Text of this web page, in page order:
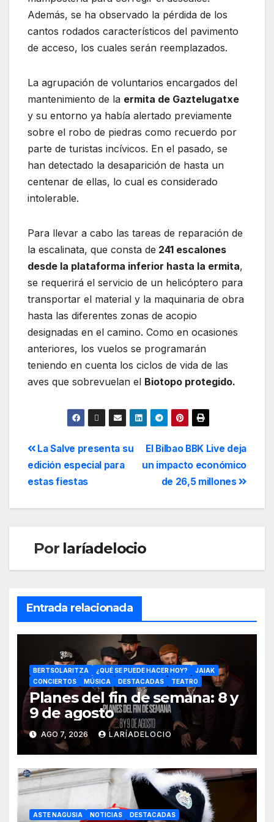
Además, se ha observado la pérdida de los
cantos rodados característicos del pavimento
de acceso, los cuales serán reemplazados.
La agrupación de voluntarios encargados del
mantenimiento de la ermita de Gaztelugatxe
y su entorno ya había alertado previamente
sobre el robo de piedras como recuerdo por
parte de turistas incívicos. En el pasado, se
han detectado la desaparición de hasta un
centenar de ellas, lo cual es considerado
intolerable.
Para llevar a cabo las tareas de reparación de
la escalinata, que consta de 241 escalones
desde la plataforma inferior hasta la ermita,
se requerirá el servicio de un helicóptero para
transportar el material y la maquinaria de obra
hasta las diferentes zonas de acopio
designadas en el camino. Como en ocasiones
anteriores, los vuelos se programarán
teniendo en cuenta los ciclos de vida de las
aves que sobrevuelan el Biotopo protegido.
El Bilbao BBK Live deja
un impacto económico
de 26,5 millones
La Salve presenta su
edición especial para
estas fiestas
Por laríadelocio
Entrada relacionada
BERTSOLARITZA ¿QUÉ SE PUEDE HACER HOY?
JAIAK
CONCIERTOS
MÚSICA DESTACADAS TEATRO
Planes del fin de semana: 8 y
9 de agosto
AGO 7, 2026 LARÍADELOCIO
ASTE NAGUSIA NOTICIAS DESTACADAS